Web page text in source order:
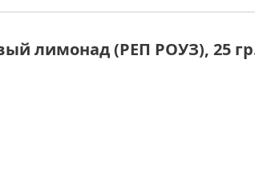
лимонад (РЕП РОУЗ), 25